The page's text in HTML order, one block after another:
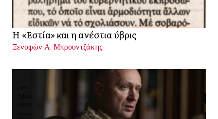
Η «Εστία» και η ανέστια ύβρις
Ξενοφών Α. Μπρουντζάκης